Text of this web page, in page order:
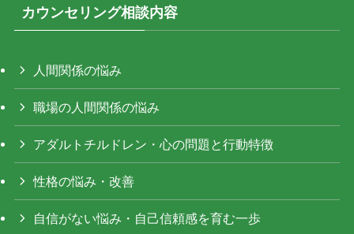
カウンセリング相談内容
人間関係の悩み
職場の人間関係の悩み
アダルトチルドレン・心の問題と行動特徴
性格の悩み・改善
自信がない悩み・自己信頼感を育む一歩